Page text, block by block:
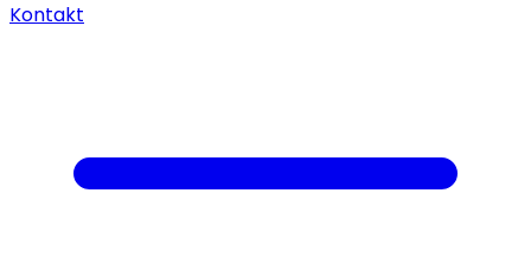
Kontakt